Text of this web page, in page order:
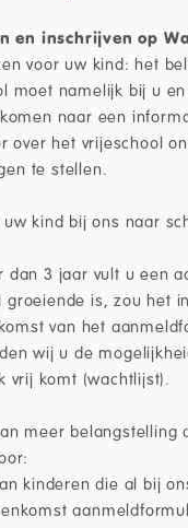
en inschrijven op
voor uw kind: het
moet namelijk bij u
naar een
over het vrijeschool
te stellen.
kind bij ons naar
dan 3 jaar vult u een
groeiende is, zou het
van het
wij u de
vrij komt (wachtlijst).
meer
kinderen die al bij